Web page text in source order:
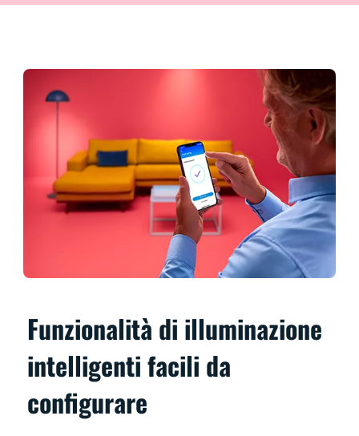
Funzionalità di illuminazione
intelligenti facili da
configurare